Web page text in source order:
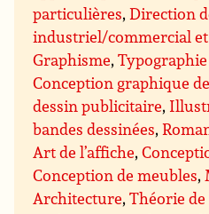
particulières,Direction
industriel/commercial
Graphisme,
Conception graphique
dessin publicitaire,
bandes dessinées,
Art de l’affiche,
Conception de meubles,
Architecture,Théorie